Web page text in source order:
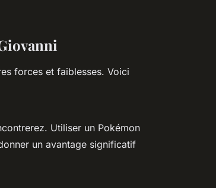
forces et faiblesses. Voici
Utiliser un Pokémon
un avantage significatif